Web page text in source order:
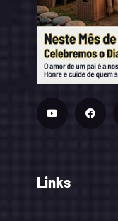
Links